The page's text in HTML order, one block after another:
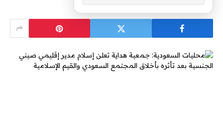
1 دقائق